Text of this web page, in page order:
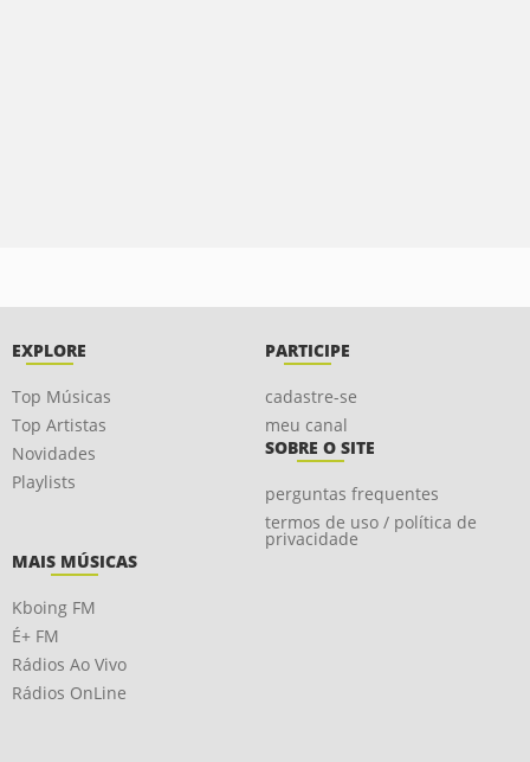
EXPLORE
Top Músicas
Top Artistas
Novidades
Playlists
PARTICIPE
cadastre-se
meu canal
SOBRE O SITE
perguntas frequentes
termos de uso / política de
privacidade
MAIS MÚSICAS
Kboing FM
É+ FM
Rádios Ao Vivo
Rádios OnLine